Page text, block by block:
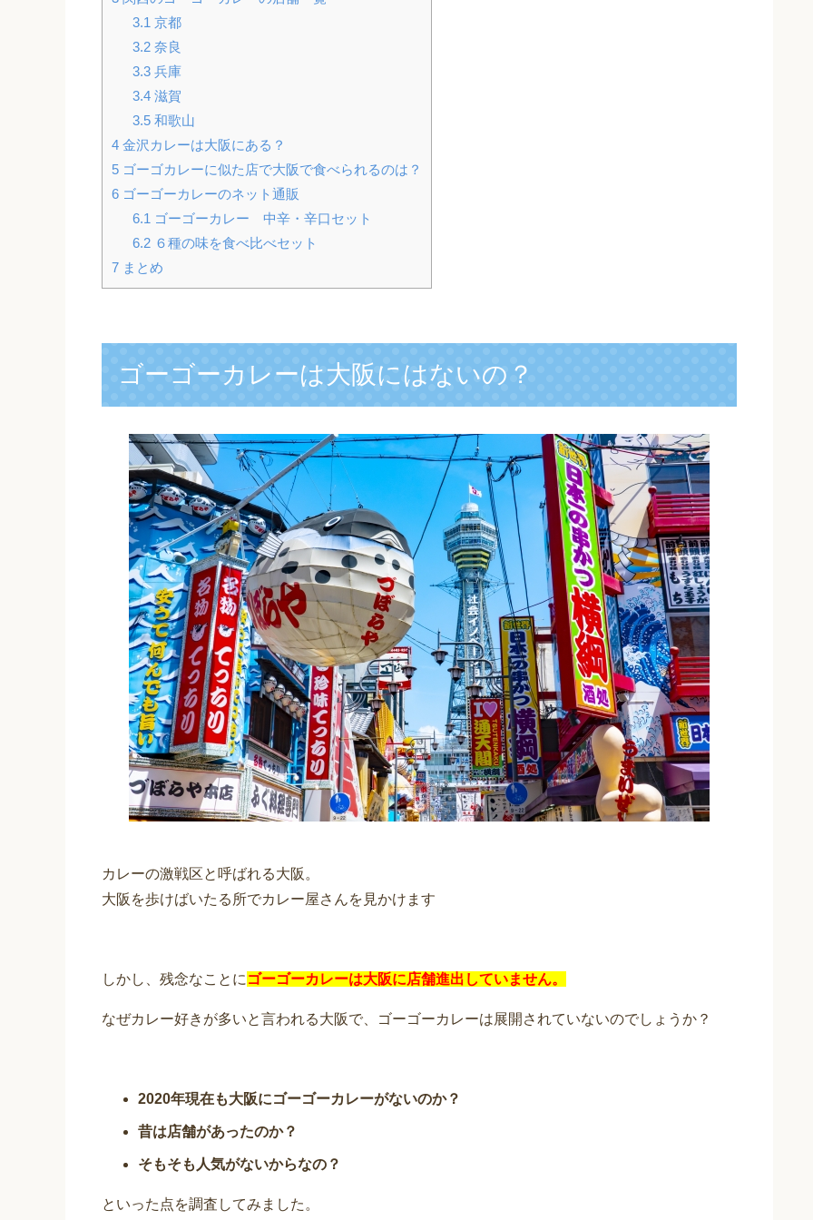
3.1 京都
3.2奈良
3.3兵庫
3.4滋賀
3.5和歌山
4 金沢カレーは大阪にある？
5 ゴーゴカレーに似た店で大阪で食べられるのは？
6 ゴーゴーカレーのネット通販
6.1 ゴーゴーカレー 中辛・辛口セット
6.2６種の味を食べ比べセット
7 まとめ
ゴーゴーカレーは大阪にはないの？
カレーの激戦区と呼ばれる大阪。
大阪を歩けばいたる所でカレー屋さんを見かけます
しかし、残念なことに ゴーゴーカレーは大阪に店舗進出していません。
なぜカレー好きが多いと言われる大阪で、ゴーゴーカレーは展開されていないのでしょうか？
2020年現在も大阪にゴーゴーカレーがないのか？
昔は店舗があったのか？
そもそも人気がないからなの？
といった点を調査してみました。